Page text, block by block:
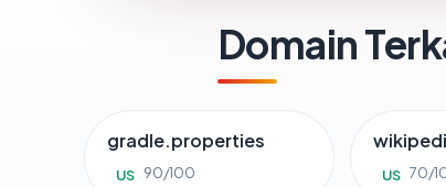
Domain
gradle.properties
US 90/100 US 70/